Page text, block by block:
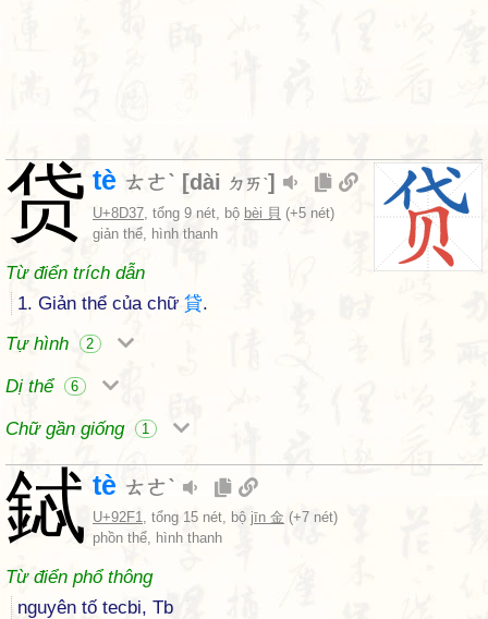
贷 tè ㄊㄜˋ [dài ㄉㄞˋ]
U+8D37, tổng 9 nét, bộ bèi 貝 (+5 nét)
giản thể, hình thanh
Từ điển trích dẫn
1. Giản thể của chữ 貸.
Tự hình
2
Dị thể 6
Chữ gần giống 1
鋱 tè ㄊㄜˋ
U+92F1, tổng 15 nét, bộ jīn 金 (+7 nét)
phồn thể, hình thanh
Từ điển phổ thông
nguyên tố tecbi, Tb